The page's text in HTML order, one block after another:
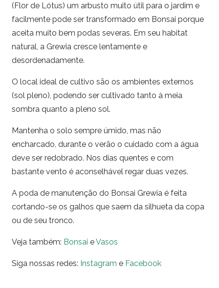
(Flor de Lótus) um arbusto muito útil para o jardim e
facilmente pode ser transformado em Bonsai porque
aceita muito bem podas severas. Em seu habitat
natural, a Grewia cresce lentamente e
desordenadamente.
O local ideal de cultivo são os ambientes externos
(sol pleno), podendo ser cultivado tanto à meia
sombra quanto a pleno sol.
Mantenha o solo sempre úmido, mas não
encharcado, durante o verão o cuidado com a água
deve ser redobrado. Nos dias quentes e com
bastante vento é aconselhável regar duas vezes.
A poda de manutenção do Bonsai Grewia é feita
cortando-se os galhos que saem da silhueta da copa
ou de seu tronco.
Veja também: Bonsai eVasos
Siga nossas redes: Instagram e Facebook